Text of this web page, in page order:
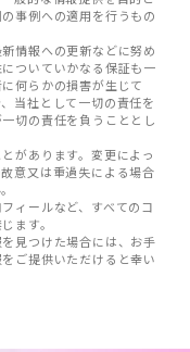
事例への適用を行うもの
情報への更新などに努め
ついていかなる保証も一
何らかの損害が生じて
当社として一切の責任を
切の責任を負うこととし
があります。変更によっ
意又は重過失による場合
ィールなど、すべてのコ
ます。
見つけた場合には、お手
ご提供いただけると幸い